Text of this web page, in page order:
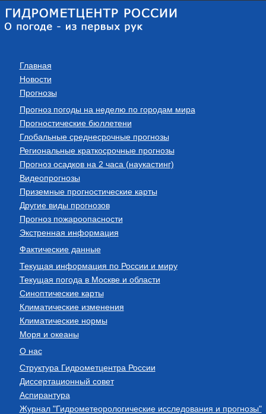
Главная
Новости
Прогнозы
Прогноз погоды на неделю по городам мира
Прогностические бюллетени
Глобальные среднесрочные прогнозы
Региональные краткосрочные прогнозы
Прогноз осадков на 2 часа (наукастинг)
Видеопрогнозы
Приземные прогностические карты
Другие виды прогнозов
Прогноз пожароопасности
Экстренная информация
Фактические данные
Текущая информация по России и миру
Текущая погода в Москве и области
Синоптические карты
Климатические изменения
Климатические нормы
Моря и океаны
О нас
Структура Гидрометцентра России
Диссертационный совет
Аспирантура
Журнал "Гидрометеорологические исследования и прогнозы"